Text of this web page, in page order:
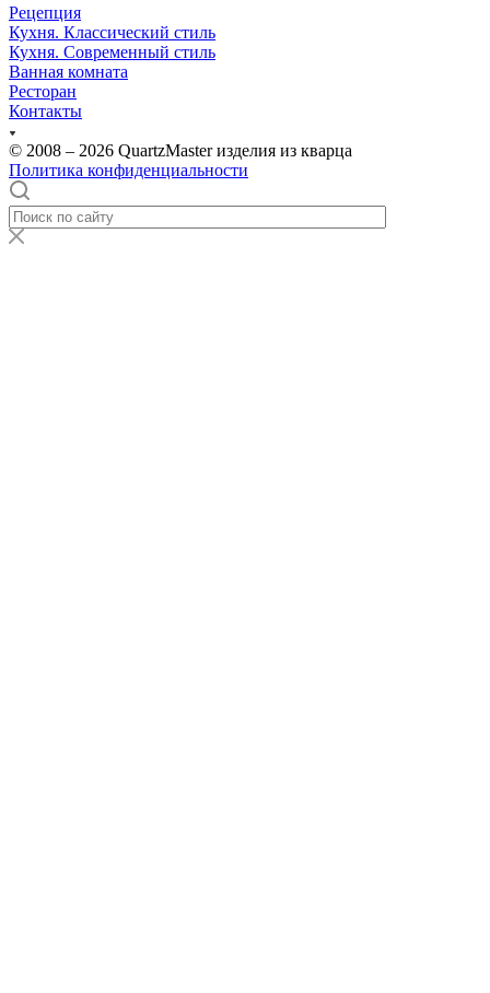
Рецепция
Кухня. Классический стиль
Кухня. Современный стиль
Ванная комната
Ресторан
Контакты
© 2008 – 2026 QuartzMaster изделия из кварца
Политика конфиденциальности